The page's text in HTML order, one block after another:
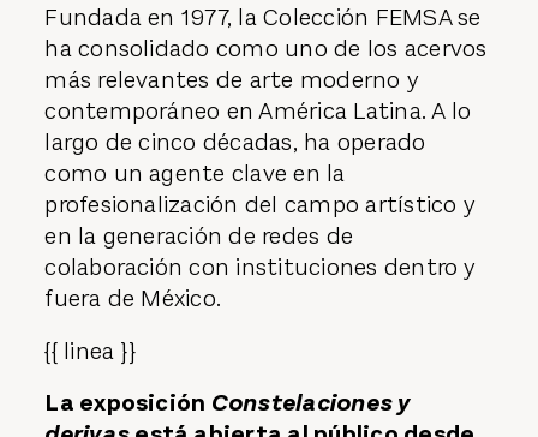
Fundada en 1977, la Colección FEMSA se
ha consolidado como uno de los acervos
más relevantes de arte moderno y
contemporáneo en América Latina. A lo
largo de cinco décadas, ha operado
como un agente clave en la
profesionalización del campo artístico y
en la generación de redes de
colaboración con instituciones dentro y
fuera de México.
{{ linea }}
La exposición Constelaciones y